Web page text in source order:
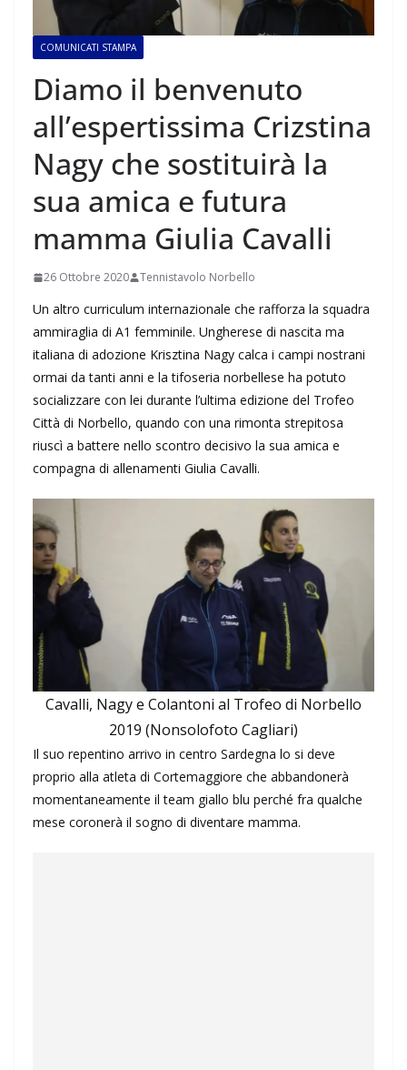
COMUNICATI STAMPA
Diamo il benvenuto
all’espertissima Crizstina
Nagy che sostituirà la
sua amica e futura
mamma Giulia Cavalli
26 Ottobre 2020 Tennistavolo Norbello
Un altro curriculum internazionale che rafforza la squadra
ammiraglia di A1 femminile. Ungherese di nascita ma
italiana di adozione Krisztina Nagy calca i campi nostrani
ormai da tanti anni e la tifoseria norbellese ha potuto
socializzare con lei durante l’ultima edizione del Trofeo
Città di Norbello, quando con una rimonta strepitosa
riuscì a battere nello scontro decisivo la sua amica e
compagna di allenamenti Giulia Cavalli.
Cavalli, Nagy e Colantoni al Trofeo di Norbello
2019 (Nonsolofoto Cagliari)
Il suo repentino arrivo in centro Sardegna lo si deve
proprio alla atleta di Cortemaggiore che abbandonerà
momentaneamente il team giallo blu perché fra qualche
mese coronerà il sogno di diventare mamma.